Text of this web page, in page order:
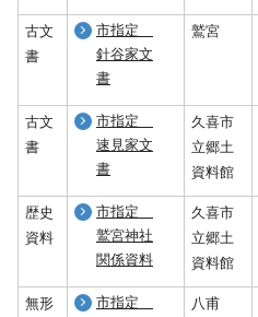
古文
書
市指定
針谷家文
書
鷲宮
古文
書
市指定
速見家文
書
久喜市
立郷土
資料館
歴史
資料
市指定
鷲宮神社
関係資料
久喜市
立郷土
資料館
無形
市指定
八甫